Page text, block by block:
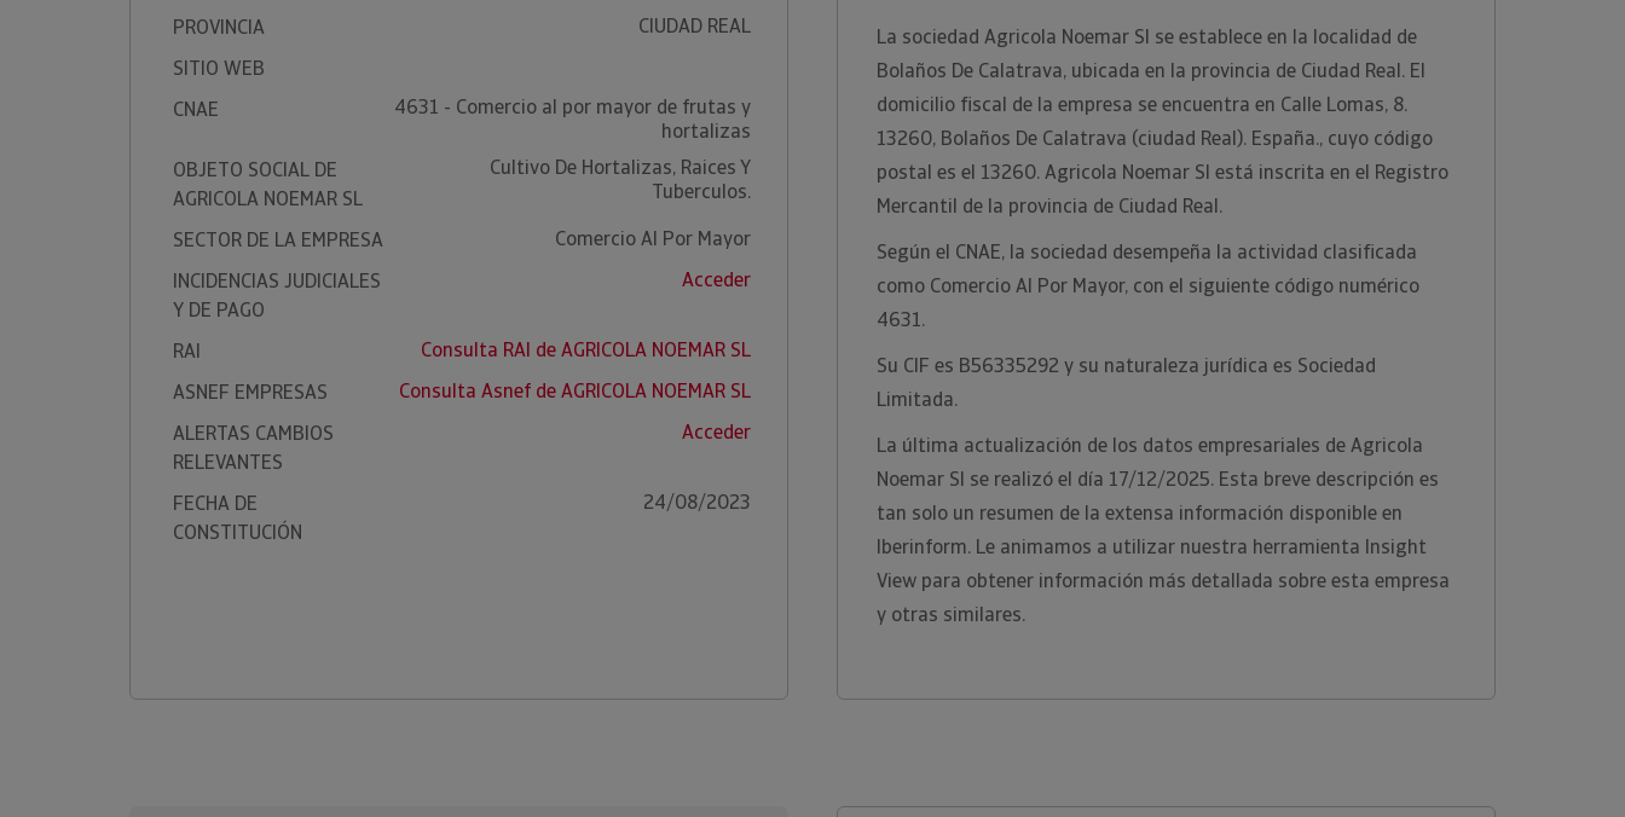
PROVINCIA
CIUDAD REAL
SITIO WEB
CNAE
4631 - Comercio al por mayor de frutas y
hortalizas
OBJETO SOCIAL DE
AGRICOLA NOEMAR SL
Cultivo De Hortalizas, Raices Y
Tuberculos.
SECTOR DE LA EMPRESA
Comercio Al Por Mayor
INCIDENCIAS JUDICIALES
Y DE PAGO
Acceder
RAI
Consulta RAI de AGRICOLA NOEMAR SL
ASNEF EMPRESAS
Consulta Asnef de AGRICOLA NOEMAR SL
ALERTAS CAMBIOS
RELEVANTES
Acceder
FECHA DE
CONSTITUCIÓN
24/08/2023
La sociedad Agricola Noemar Sl se establece en la localidad de
Bolaños De Calatrava, ubicada en la provincia de Ciudad Real. El
domicilio fiscal de la empresa se encuentra en Calle Lomas, 8.
13260, Bolaños De Calatrava (ciudad Real). España., cuyo código
postal es el 13260. Agricola Noemar Sl está inscrita en el Registro
Mercantil de la provincia de Ciudad Real.
Según el CNAE, la sociedad desempeña la actividad clasificada
como Comercio Al Por Mayor, con el siguiente código numérico
4631.
Su CIF es B56335292 y su naturaleza jurídica es Sociedad
Limitada.
La última actualización de los datos empresariales de Agricola
Noemar Sl se realizó el día 17/12/2025. Esta breve descripción es
tan solo un resumen de la extensa información disponible en
Iberinform. Le animamos a utilizar nuestra herramienta Insight
View para obtener información más detallada sobre esta empresa
y otras similares.